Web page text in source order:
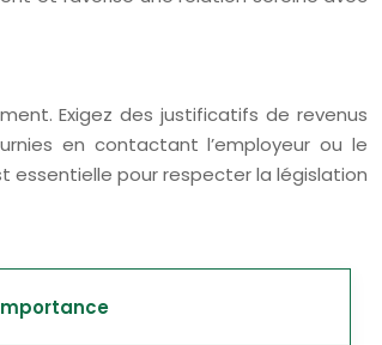
Exigez des justificatifs de revenus
en contactant l’employeur ou le
essentielle pour respecter la législation